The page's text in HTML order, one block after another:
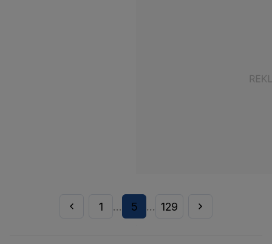
1 ... 5 ... 129